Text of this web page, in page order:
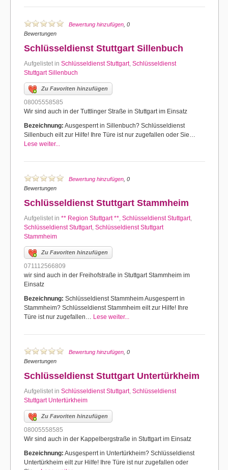
Bewertung hinzufügen , 0
Bewertungen
Schlüsseldienst Stuttgart Sillenbuch
Aufgelistet in Schlüsseldienst Stuttgart, Schlüsseldienst
Stuttgart Sillenbuch
Zu Favoriten hinzufügen
08005558585
Wir sind auch in der Tuttlinger Straße in Stuttgart im Einsatz
Bezeichnung: Ausgesperrt in Sillenbuch? Schlüsseldienst
Sillenbuch eilt zur Hilfe! Ihre Türe ist nur zugefallen oder Sie…
Lese weiter...
Bewertung hinzufügen , 0
Bewertungen
Schlüsseldienst Stuttgart Stammheim
Aufgelistet in ** Region Stuttgart **, Schlüsseldienst Stuttgart,
Schlüsseldienst Stuttgart, Schlüsseldienst Stuttgart
Stammheim
Zu Favoriten hinzufügen
071112566809
wir sind auch in der Freihofstraße in Stuttgart Stammheim im
Einsatz
Bezeichnung: Schlüsseldienst Stammheim Ausgesperrt in
Stammheim? Schlüsseldienst Stammheim eilt zur Hilfe! Ihre
Türe ist nur zugefallen… Lese weiter...
Bewertung hinzufügen , 0
Bewertungen
Schlüsseldienst Stuttgart Untertürkheim
Aufgelistet in Schlüsseldienst Stuttgart, Schlüsseldienst
Stuttgart Untertürkheim
Zu Favoriten hinzufügen
08005558585
Wir sind auch in der Kappelbergstraße in Stuttgart im Einsatz
Bezeichnung: Ausgesperrt in Untertürkheim? Schlüsseldienst
Untertürkheim eilt zur Hilfe! Ihre Türe ist nur zugefallen oder